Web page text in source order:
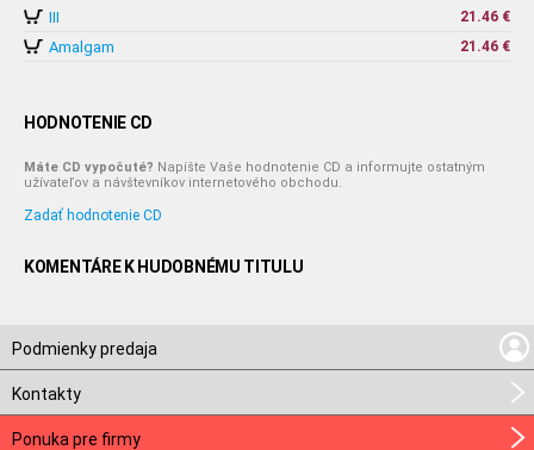
III 21.46 €
Amalgam 21.46 €
HODNOTENIE CD
Máte CD vypočuté? Napíšte Vaše hodnotenie CD a informujte ostatným
užívateľov a návštevníkov internetového obchodu.
Zadať hodnotenie CD
KOMENTÁRE K HUDOBNÉMU TITULU
Podmienky predaja
Kontakty
Ponuka pre firmy